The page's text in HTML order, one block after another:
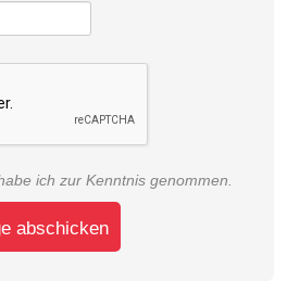
ich zur Kenntnis genommen.
abschicken